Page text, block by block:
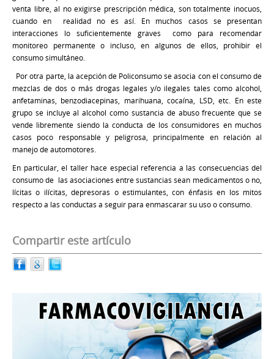
venta libre, al no exigirse prescripción médica, son totalmente inocuos,
cuando en realidad no es así. En muchos casos se presentan
interacciones lo suficientemente graves como para recomendar
monitoreo permanente o incluso, en algunos de ellos, prohibir el
consumo simultáneo.
Por otra parte, la acepción de Policonsumo se asocia con el consumo de
mezclas de dos o más drogas legales y/o ilegales tales como alcohol,
anfetaminas, benzodiacepinas, marihuana, cocaína, LSD, etc. En este
grupo se incluye al alcohol como sustancia de abuso frecuente que se
vende libremente siendo la conducta de los consumidores en muchos
casos poco responsable y peligrosa, principalmente en relación al
manejo de automotores.
En particular, el taller hace especial referencia a las consecuencias del
consumo de las asociaciones entre sustancias sean medicamentos o no,
lícitas o ilícitas, depresoras o estimulantes, con énfasis en los mitos
respecto a las conductas a seguir para enmascarar su uso o consumo.
Compartir este artículo